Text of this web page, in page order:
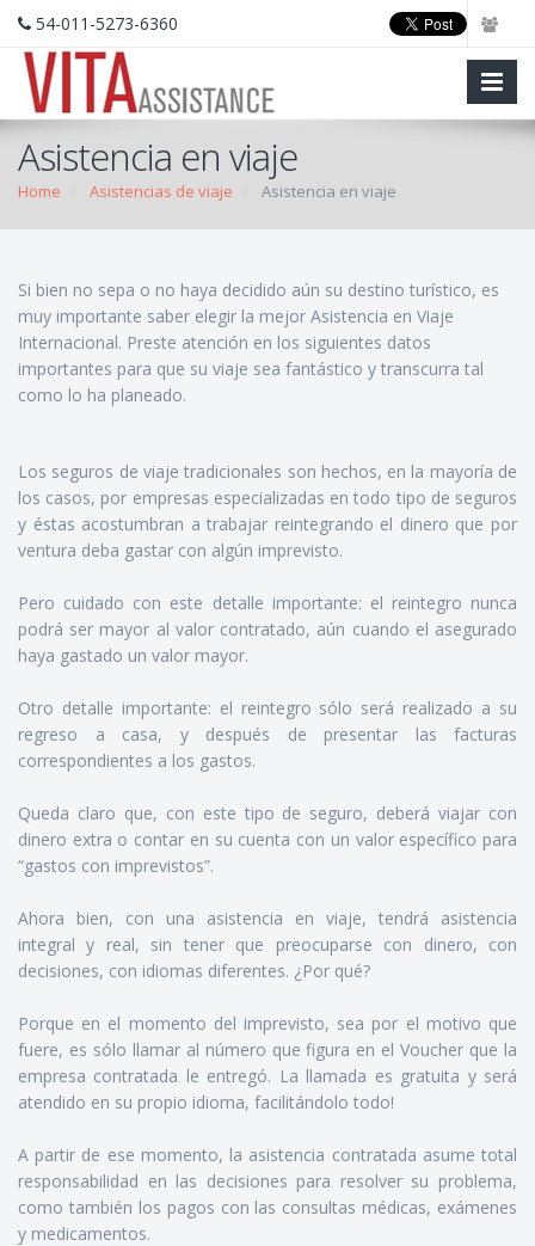
54-011-5273-6360
Asistencia en viaje
Home Asistencias de viaje Asistencia en viaje
Si bien no sepa o no haya decidido aún su destino turístico, es
muy importante saber elegir la mejor Asistencia en Viaje
Internacional. Preste atención en los siguientes datos
importantes para que su viaje sea fantástico y transcurra tal
como lo ha planeado.
Los seguros de viaje tradicionales son hechos, en la mayoría de
los casos, por empresas especializadas en todo tipo de seguros
y éstas acostumbran a trabajar reintegrando el dinero que por
ventura deba gastar con algún imprevisto.
Pero cuidado con este detalle importante: el reintegro nunca
podrá ser mayor al valor contratado, aún cuando el asegurado
haya gastado un valor mayor.
Otro detalle importante: el reintegro sólo será realizado a su
regreso a casa, y después de presentar las facturas
correspondientes a los gastos.
Queda claro que, con este tipo de seguro, deberá viajar con
dinero extra o contar en su cuenta con un valor específico para
“gastos con imprevistos”.
Ahora bien, con una asistencia en viaje, tendrá asistencia
integral y real, sin tener que preocuparse con dinero, con
decisiones, con idiomas diferentes. ¿Por qué?
Porque en el momento del imprevisto, sea por el motivo que
fuere, es sólo llamar al número que figura en el Voucher que la
empresa contratada le entregó. La llamada es gratuita y será
atendido en su propio idioma, facilitándolo todo!
A partir de ese momento, la asistencia contratada asume total
responsabilidad en las decisiones para resolver su problema,
como también los pagos con las consultas médicas, exámenes
y medicamentos.